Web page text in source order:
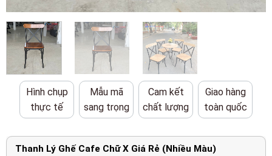
Hình chụp
thực tế
Mẫu mã
sang trọng
Cam kết
chất lượng
Giao hàng
toàn quốc
Thanh Lý Ghế Cafe Chữ X Giá Rẻ (Nhiều Màu)